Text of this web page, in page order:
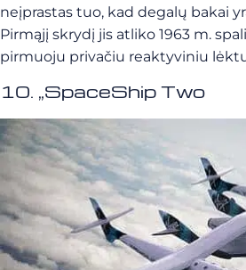
neįprastas tuo, kad degalų bakai
Pirmąjį skrydį jis atliko 1963 m.
pirmuoju privačiu reaktyviniu
10. „SpaceShip Two